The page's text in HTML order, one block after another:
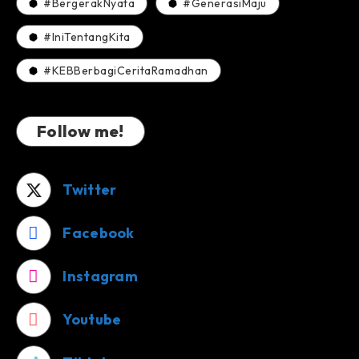
#BergerakNyata #GenerasiMaju
#IniTentangKita
#KEBBerbagiCeritaRamadhan
Follow me!
Twitter
Facebook
Instagram
Youtube